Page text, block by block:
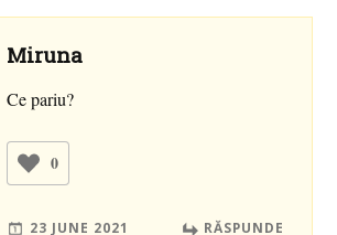
Miruna
Ce pariu?
0
23 JUNE 2021 RĂSPUNDE